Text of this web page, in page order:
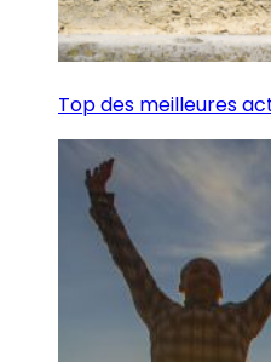
Top des meilleures